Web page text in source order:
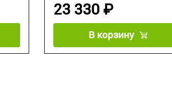
23 330 ₽
В корзину